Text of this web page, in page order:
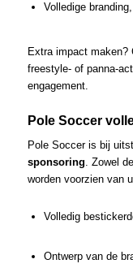
Volledige
Extra impact maken?
freestyle- of panna-
engagement.
Pole Soccer
Pole Soccer is bij
sponsoring. Zowel
worden voorzien van
Volledig
Ontwerp van de